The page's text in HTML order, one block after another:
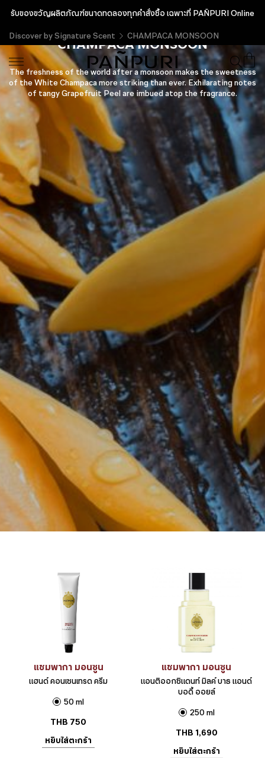
รับของขวัญผลิตภัณฑ์ขนาดทดลองทุกคำสั่งซื้อ เฉพาะที่ PAÑPURI Online
Discover by Signature Scent
CHAMPACA MONSOON
CHAMPACA MONSOON
The freshness of the world after a monsoon makes the sweetness
of the White Champaca more striking than ever. Exhilarating notes
of tangy Grapefruit Peel are imbued atop the fragrance.
แชมพากา มอนซูน
แฮนด์ คอนเซนเทรด ครีม
50 ml
THB 750
หยิบใส่ตะกร้า
แชมพากา มอนซูน
แอนติออกซิแดนท์ มิลค์ บาธ แอนด์
บอดี้ ออยล์
250 ml
THB 1,690
หยิบใส่ตะกร้า